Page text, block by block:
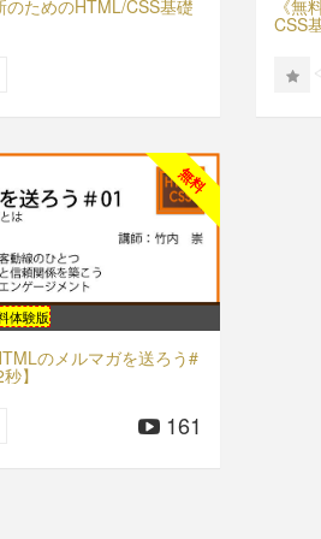
のためのHTML/CSS基礎 《無
CSS
無料
体験版
のメルマガを送ろう#
】
161